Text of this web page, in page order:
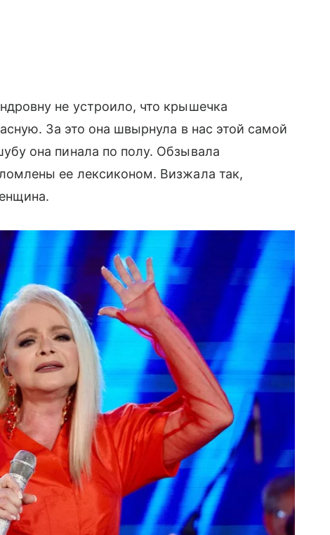
не устроило, что крышечка
За это она швырнула в нас этой самой
она пинала по полу. Обзывала
ее лексиконом. Визжала так,